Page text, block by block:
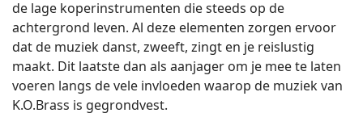
de lage koperinstrumenten die steeds op de
achtergrond leven. Al deze elementen zorgen ervoor
dat de muziek danst, zweeft, zingt en je reislustig
maakt. Dit laatste dan als aanjager om je mee te laten
voeren langs de vele invloeden waarop de muziek van
K.O.Brass is gegrondvest.